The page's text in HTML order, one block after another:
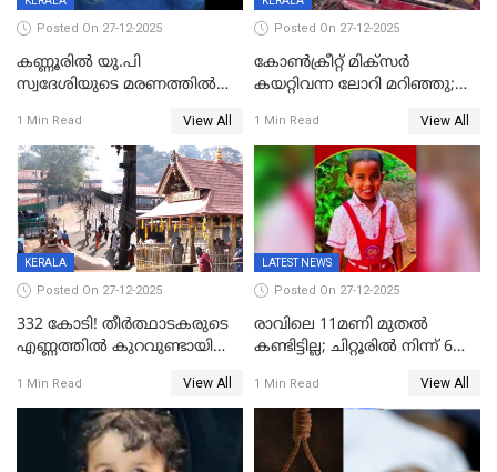
Posted On 27-12-2025
കണ്ണൂരിൽ യു.പി
സ്വദേശിയുടെ മരണത്തിൽ
കേസ്; തർക്കമുണ്ടായത്
ഫേഷ്യലിന് 300 രൂപ
ആവശ്യപ്പെട്ടതിനെച്ചൊല്ലി
1 Min Read View All
Posted On 27-12-2025
കോണ്‍ക്രീറ്റ് മിക്‌സര്‍
കയറ്റിവന്ന ലോറി മറിഞ്ഞു;
അപകടം കണ്ണൂരിൽ
1 Min Read View All
KERALA
Posted On 27-12-2025
332 കോടി! തീർത്ഥാടകരുടെ
എണ്ണത്തിൽ കുറവുണ്ടായിട്ടും
കുതിച്ചുയരുന്നു
1 Min Read View All
LATEST NEWS
Posted On 27-12-2025
രാവിലെ 11മണി മുതൽ
കണ്ടിട്ടില്ല; ചിറ്റൂരിൽ നിന്ന് 6
1 Min Read View All